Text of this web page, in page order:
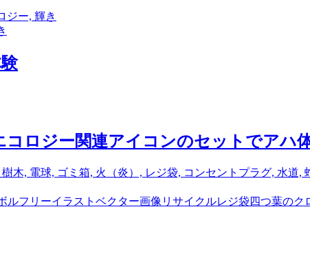
ロジー関連アイコンのセットでアハ
ルフリーイラスト ベクター画像 リサイクルレジ袋 四つ葉のク